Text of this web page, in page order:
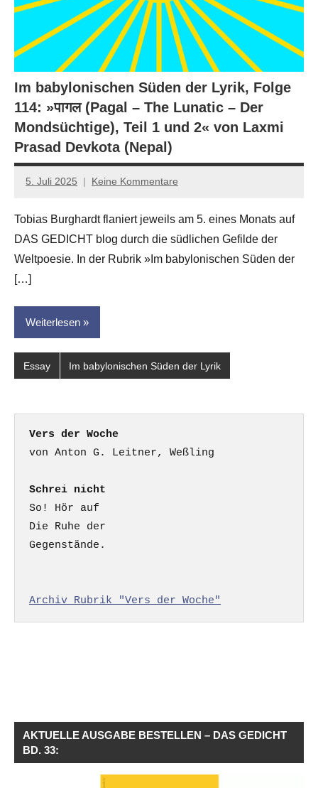
Im babylonischen Süden der Lyrik, Folge
114: »पागल (Pagal – The Lunatic – Der
Mondsüchtige), Teil 1 und 2« von Laxmi
Prasad Devkota (Nepal)
5. Juli 2025
Jan-
Hornauer
für
dasgedichtblog
Keine Kommentare
Tobias Burghardt flaniert jeweils am 5. eines Monats auf
DAS GEDICHT blog durch die südlichen Gefilde der
Weltpoesie. In der Rubrik »Im babylonischen Süden der
[…]
Weiterlesen
Essay Im babylonischen Süden der Lyrik
Vers der Woche
Schrei nicht
So! Hör auf
Die Ruhe der
Gegenstände.
Archiv Rubrik "Vers der Woche"
AKTUELLE AUSGABE BESTELLEN – DAS GEDICHT
BD. 33: